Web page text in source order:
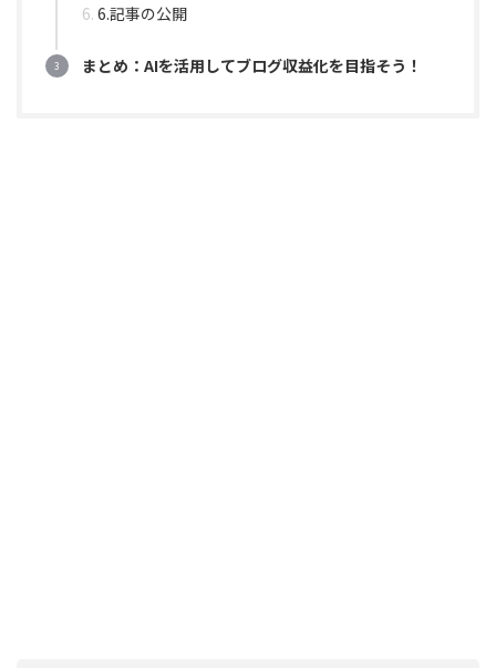
6.記事の公開
まとめ：AIを活用してブログ収益化を目指そう！